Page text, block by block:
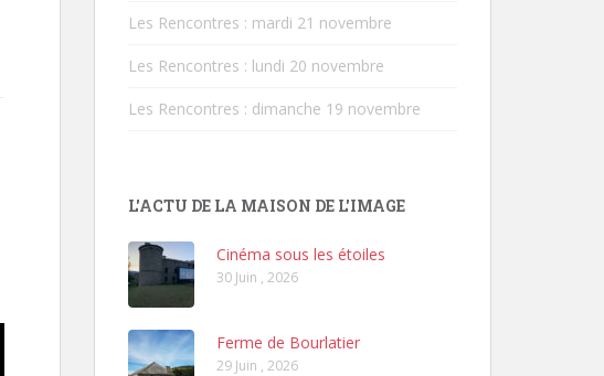
Les Rencontres : mardi 21 novembre
Les Rencontres : lundi 20 novembre
Les Rencontres : dimanche 19 novembre
L'ACTU DE LA MAISON DE L'IMAGE
Cinéma sous les étoiles
30 Juin , 2026
Ferme de Bourlatier
29 Juin , 2026